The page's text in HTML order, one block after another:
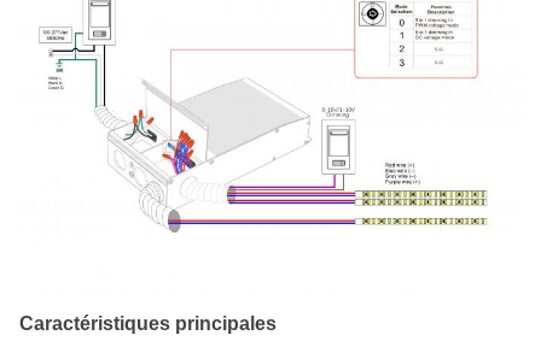
Caractéristiques principales